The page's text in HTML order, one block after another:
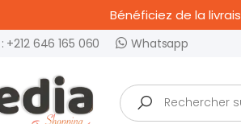
Bénéficiez de la
+212 646 165 060 Whatsapp
Recherche